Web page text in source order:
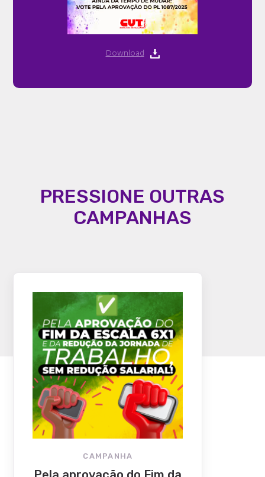
Download
PRESSIONE OUTRAS
CAMPANHAS
CAMPANHA